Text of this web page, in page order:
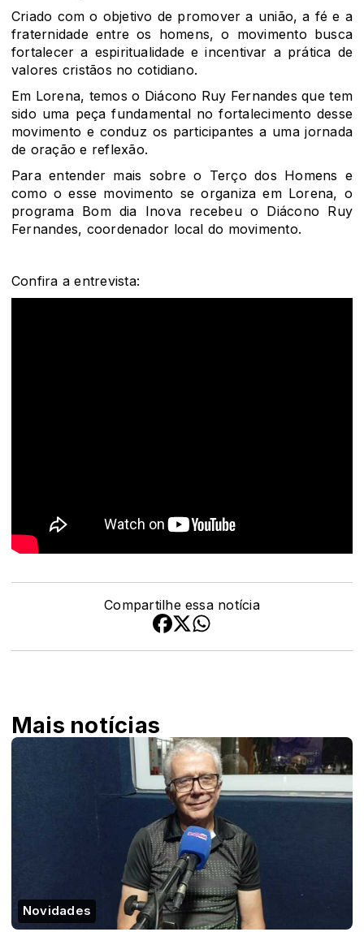
Criado com o objetivo de promover a união, a fé e a
fraternidade entre os homens, o movimento busca
fortalecer a espiritualidade e incentivar a prática de
valores cristãos no cotidiano.
Em Lorena, temos o Diácono Ruy Fernandes que tem
sido uma peça fundamental no fortalecimento desse
movimento e conduz os participantes a uma jornada
de oração e reflexão.
Para entender mais sobre o Terço dos Homens e
como o esse movimento se organiza em Lorena, o
programa Bom dia Inova recebeu o Diácono Ruy
Fernandes, coordenador local do movimento.
Confira a entrevista:
Compartilhe essa notícia
Mais notícias
Novidades